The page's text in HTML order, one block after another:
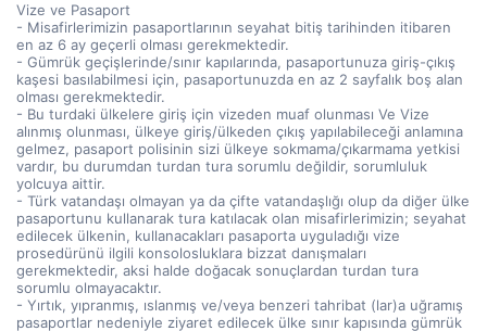
Vize ve Pasaport
- Misafirlerimizin pasaportlarının seyahat bitiş tarihinden itibaren
en az 6 ay geçerli olması gerekmektedir.
- Gümrük geçişlerinde/sınır kapılarında, pasaportunuza giriş-çıkış
kaşesi basılabilmesi için, pasaportunuzda en az 2 sayfalık boş alan
olması gerekmektedir.
- Bu turdaki ülkelere giriş için vizeden muaf olunması Ve Vize
alınmış olunması, ülkeye giriş/ülkeden çıkış yapılabileceği anlamına
gelmez, pasaport polisinin sizi ülkeye sokmama/çıkarmama yetkisi
vardır, bu durumdan turdan tura sorumlu değildir, sorumluluk
yolcuya aittir.
- Türk vatandaşı olmayan ya da çifte vatandaşlığı olup da diğer ülke
pasaportunu kullanarak tura katılacak olan misafirlerimizin; seyahat
edilecek ülkenin, kullanacakları pasaporta uyguladığı vize
prosedürünü ilgili konsolosluklara bizzat danışmaları
gerekmektedir, aksi halde doğacak sonuçlardan turdan tura
sorumlu olmayacaktır.
- Yırtık, yıpranmış, ıslanmış ve/veya benzeri tahribat (lar)a uğramış
pasaportlar nedeniyle ziyaret edilecek ülke sınır kapısında gümrük